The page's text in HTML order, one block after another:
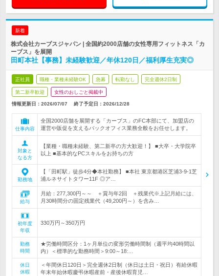
新着
株式会社カーブスジャパン | 全国約2000店舗の女性専用フィットネス「カ
ーブス」を展開
田町本社【事務】未経験歓迎／年休120日／福利厚生充実◎
正社員 職種・業種未経験OK 急募 転勤なし 完全週休2日制
第二新卒歓迎 女性のおしごと掲載中
情報更新日：2026/07/07 終了予定日： 2026/12/28
仕事内容
全国2000店舗を展開する「カーブス」のFC本部にて、加盟店の
運営や販促を支えるバックオフィス業務全般をお任せします。
対象と
なる方
【業種・職種未経験、第二新卒の方大歓迎！】 ■大卒・大学院卒
以上 ■基本的なPCスキルをお持ちの方
勤務地
【「田町駅」徒歩4分◆本社勤務】 ■本社 東京都港区芝浦3-9-1芝
浦ルネサイトタワー11F ◎ア…
給与
月給：277,300円～～ ＋賞与年2回 ＋残業代※上記月給には、
月30時間分の固定残業代（49,200円～）を含み…
初年度
年収
330万円～350万円
勤務
時間
★労働時間区分：1ヶ月単位の変形労働時間制（週平均40時間以
内）＜標準的な勤務時間＞9:00～18:…
休日
休暇
＜年間休日120日＞完全週休2日制（休日は土日・祝日）有給休暇
年末年始休暇慶弔休暇産前・産後休暇育児…